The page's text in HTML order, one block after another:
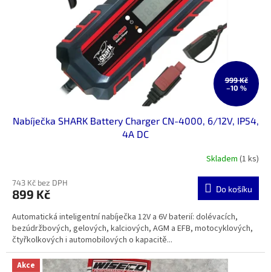
999 Kč
–10 %
Nabíječka SHARK Battery Charger CN-4000, 6/12V, IP54,
4A DC
Skladem (1 ks)
743 Kč bez DPH
899 Kč Do košíku
Automatická inteligentní nabíječka 12V a 6V baterií: dolévacích,
bezúdržbových, gelových, kalciových, AGM a EFB, motocyklových,
čtyřkolkových i automobilových o kapacitě...
Akce